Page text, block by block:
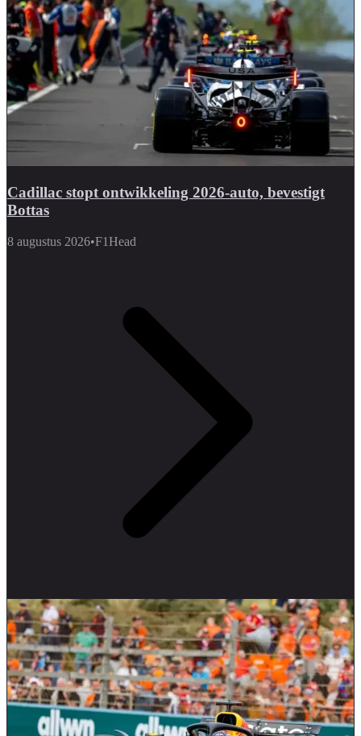
Cadillac stopt ontwikkeling 2026-auto, bevestigt
Bottas
8 augustus 2026•F1Head